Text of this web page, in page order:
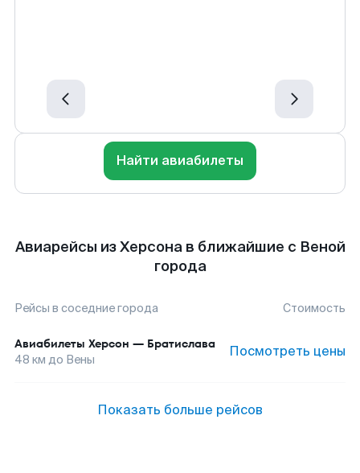
Найти авиабилеты
Авиарейсы из Херсона в ближайшие с Веной
города
Рейсы в соседние города Стоимость
Авиабилеты Херсон — Братислава
48 км до Вены Посмотреть цены
Показать больше рейсов